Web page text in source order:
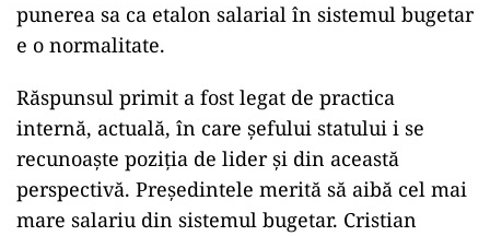
punerea sa ca etalon salarial în sistemul bugetar
e o normalitate.
Răspunsul primit a fost legat de practica
internă, actuală, în care șefului statului i se
recunoaște poziția de lider și din această
perspectivă. Președintele merită să aibă cel mai
mare salariu din sistemul bugetar. Cristian